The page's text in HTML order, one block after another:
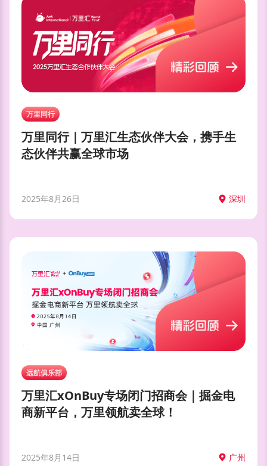
万里同行
万里同行｜万里汇生态伙伴大会，携手生
态伙伴共赢全球市场
2025年8月26日 深圳
远航俱乐部
万里汇xOnBuy专场闭门招商会｜掘金电
商新平台，万里领航卖全球！
2025年8月14日 广州